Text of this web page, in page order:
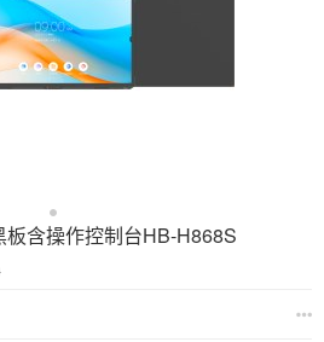
含操作控制台HB-H868S